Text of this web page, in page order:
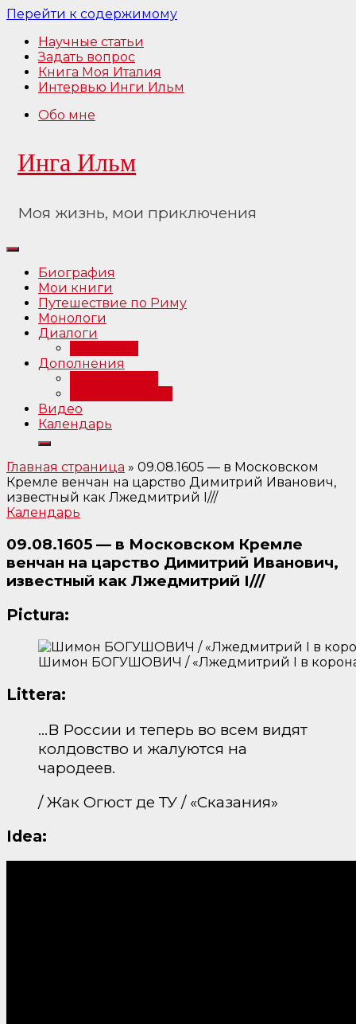
Перейти к содержимому
Научные статьи
Задать вопрос
Книга Моя Италия
Интервью Инги Ильм
Обо мне
Инга Ильм
Моя жизнь, мои приключения
Биография
Мои книги
Путешествие по Риму
Монологи
Диалоги
Дополнения
Видео
Календарь
Главная страница » 09.08.1605 — в Московском
Кремле венчан на царство Димитрий Иванович,
известный как Лжедмитрий I///
Календарь
09.08.1605 — в Московском Кремле
венчан на царство Димитрий Иванович,
известный как Лжедмитрий I///
Pictura:
Шимон БОГУШОВИЧ / «Лжедмитрий I в
Littera:
…В России и теперь во всем видят
колдовство и жалуются на
чародеев.
/ Жак Огюст де ТУ / «Сказания»
Idea: